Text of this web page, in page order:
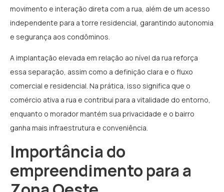
movimento e interação direta com a rua, além de um acesso
independente para a torre residencial, garantindo autonomia
e segurança aos condôminos.
A implantação elevada em relação ao nível da rua reforça
essa separação, assim como a definição clara e o fluxo
comercial e residencial. Na prática, isso significa que o
comércio ativa a rua e contribui para a vitalidade do entorno,
enquanto o morador mantém sua privacidade e o bairro
ganha mais infraestrutura e conveniência.
Importância do
empreendimento para a